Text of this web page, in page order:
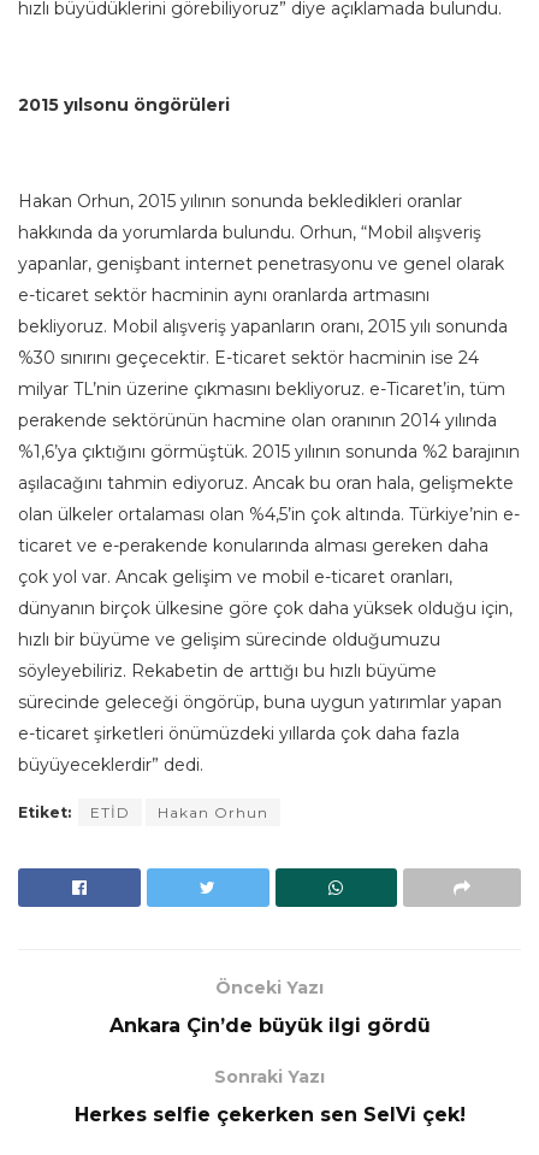
hızlı büyüdüklerini görebiliyoruz” diye açıklamada bulundu.
2015 yılsonu öngörüleri
Hakan Orhun, 2015 yılının sonunda bekledikleri oranlar
hakkında da yorumlarda bulundu. Orhun, “Mobil alışveriş
yapanlar, genişbant internet penetrasyonu ve genel olarak
e-ticaret sektör hacminin aynı oranlarda artmasını
bekliyoruz. Mobil alışveriş yapanların oranı, 2015 yılı sonunda
%30 sınırını geçecektir. E-ticaret sektör hacminin ise 24
milyar TL’nin üzerine çıkmasını bekliyoruz. e-Ticaret’in, tüm
perakende sektörünün hacmine olan oranının 2014 yılında
%1,6’ya çıktığını görmüştük. 2015 yılının sonunda %2 barajının
aşılacağını tahmin ediyoruz. Ancak bu oran hala, gelişmekte
olan ülkeler ortalaması olan %4,5’in çok altında. Türkiye’nin e-
ticaret ve e-perakende konularında alması gereken daha
çok yol var. Ancak gelişim ve mobil e-ticaret oranları,
dünyanın birçok ülkesine göre çok daha yüksek olduğu için,
hızlı bir büyüme ve gelişim sürecinde olduğumuzu
söyleyebiliriz. Rekabetin de arttığı bu hızlı büyüme
sürecinde geleceği öngörüp, buna uygun yatırımlar yapan
e-ticaret şirketleri önümüzdeki yıllarda çok daha fazla
büyüyeceklerdir” dedi.
Etiket: ETİD Hakan Orhun
Önceki Yazı
Ankara Çin’de büyük ilgi gördü
Sonraki Yazı
Herkes selfie çekerken sen SelVi çek!